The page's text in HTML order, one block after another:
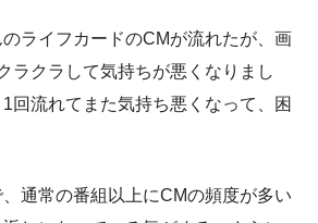
のライフカードのCMが流れたが、画
ラクラして気持ちが悪くなりまし
回流れてまた気持ち悪くなって、困
、通常の番組以上にCMの頻度が多い